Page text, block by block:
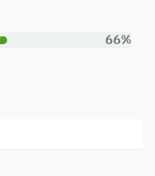
66%